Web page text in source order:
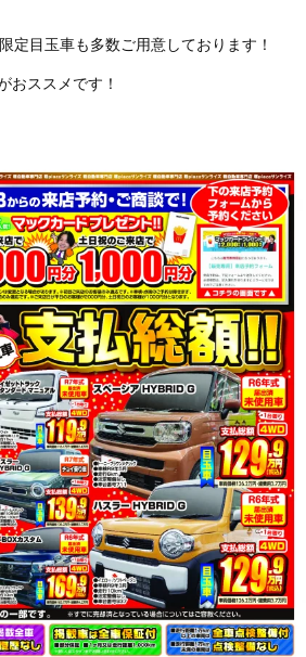
定目玉車も多数ご用意しております！
おススメです！